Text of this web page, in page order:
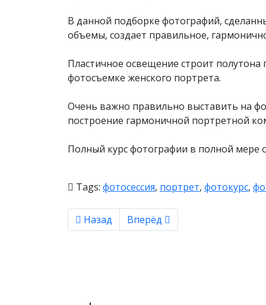
В данной подборке фотографий,
объемы, создает правильное,
Пластичное освещение строит
фотосъемке женского портрета.
Очень важно правильно выставить на
построение гармоничной портретной
Полный курс фотографии в полной мере
Tags: фотосессия, портрет, фотокурс,
Предыдущий материал: Фотосъемка в
Назад Следующий материал:
Вперёд